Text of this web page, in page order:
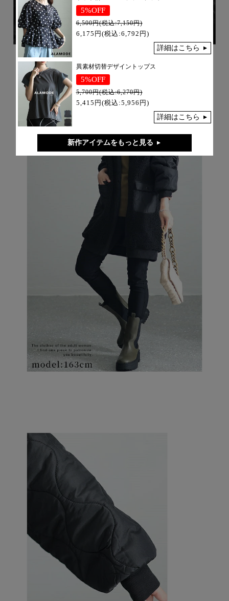
5%OFF
6,500円(税込:7,150円)
6,175円(税込:6,792円)
詳細はこちら
異素材切替デザイントップス
5%OFF
5,700円(税込:6,270円)
5,415円(税込:5,956円)
詳細はこちら
新作アイテムをもっと見る